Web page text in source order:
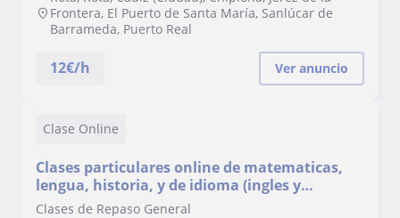
Frontera, El Puerto de Santa María, Sanlúcar de
Barrameda, Puerto Real
12€/h Ver anuncio
Clase Online
Clases particulares online de matematicas,
lengua, historia, y de idioma (ingles y
español)
Clases de Repaso General